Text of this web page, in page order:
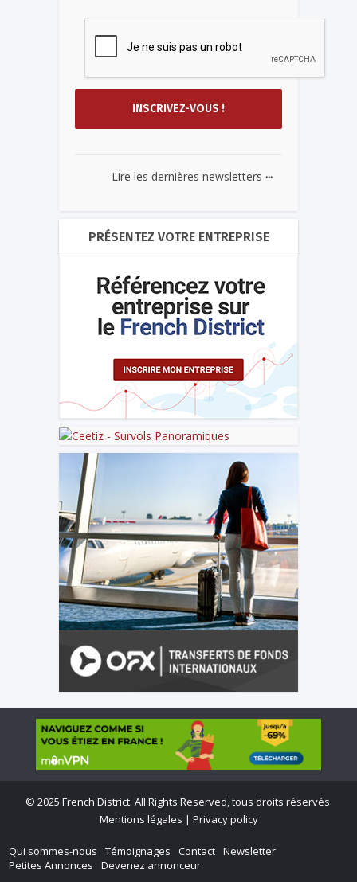
Lire les dernières newsletters ...
PRÉSENTEZ VOTRE ENTREPRISE
© 2025 French District. All Rights Reserved, tous droits réservés.
Mentions légales | Privacy policy
Qui sommes-nous Témoignages Contact Newsletter
Petites Annonces
Devenez annonceur